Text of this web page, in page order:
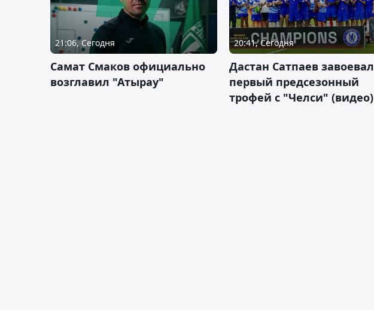
21:06, Сегодня
Самат Смаков официально
возглавил "Атырау"
20:41, Сегодня
Дастан Сатпаев завоевал
первый предсезонный
трофей с "Челси" (видео)